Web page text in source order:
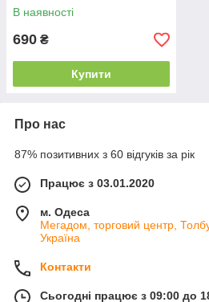
В наявності
690 ₴
Купити
Про нас
87% позитивних з 60 відгуків за рік
Працює з 03.01.2020
м. Одеса
Мегадом, торговий центр,
Україна
Контакти
Сьогодні працює з 09:00 до